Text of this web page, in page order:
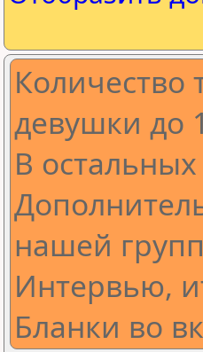
Количество
девушки до
В
нашей
Интервью,
Бланки во